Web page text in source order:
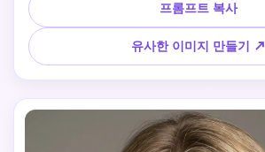
프롬프트 복사
유사한 이미지 만들기 ↗